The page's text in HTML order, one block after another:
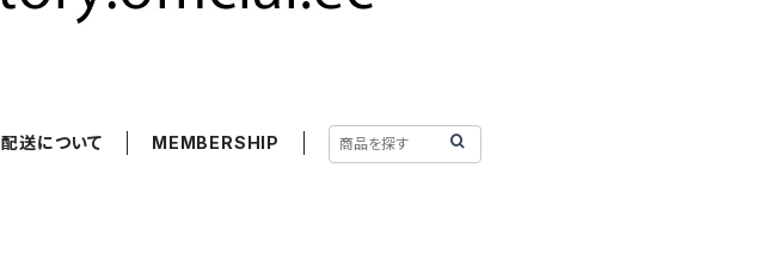
配送について MEMBERSHIP